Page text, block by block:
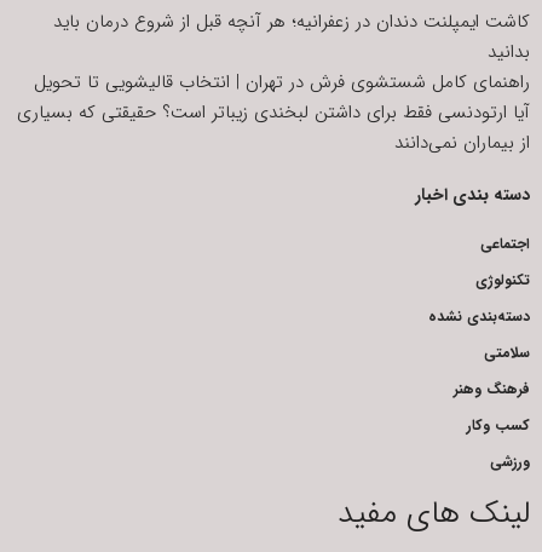
کاشت ایمپلنت دندان در زعفرانیه؛ هر آنچه قبل از شروع درمان باید
بدانید
راهنمای کامل شستشوی فرش در تهران | انتخاب قالیشویی تا تحویل
آیا ارتودنسی فقط برای داشتن لبخندی زیباتر است؟ حقیقتی که بسیاری
از بیماران نمی‌دانند
دسته بندی اخبار
اجتماعی
تکنولوژی
دسته‌بندی نشده
سلامتی
فرهنگ وهنر
کسب وکار
ورزشی
لینک های مفید